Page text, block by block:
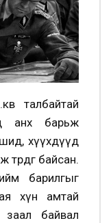
талбайтай
анх барьж
хүүхдүүд
төрдөг байсан.
барилгыг
хүн амтай
байвал